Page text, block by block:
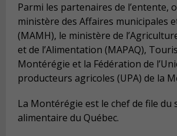
Parmi les partenaires de l’entente,
ministère des Affaires municipales
(MAMH), le ministère de
et de l’Alimentation (MAPAQ),
Montérégie et la Fédération de
producteurs agricoles (UPA) de la
La Montérégie est le chef de file du
alimentaire du Québec.